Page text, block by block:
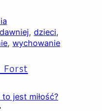
dawniej, dzieci
, wychowanie
Forst
to jest miłość?